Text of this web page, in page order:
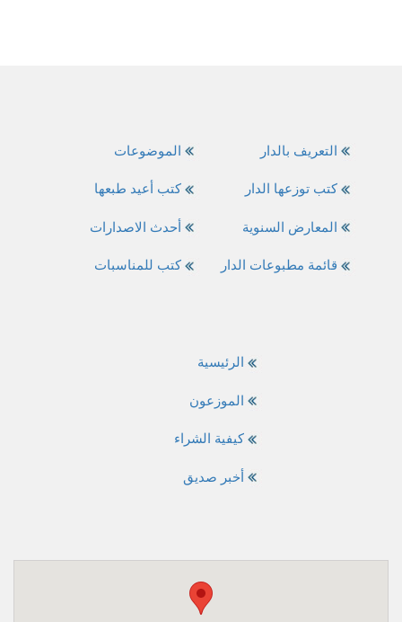
الموضوعات
كتب أعيد طبعها
أحدث الاصدارات
كتب للمناسبات
التعريف بالدار
كتب توزعها الدار
المعارض السنوية
قائمة مطبوعات الدار
الرئيسية
الموزعون
كيفية الشراء
أخبر صديق